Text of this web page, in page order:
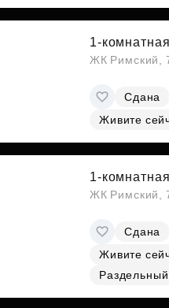
Субсидии
1-
ЖК Римский,
Сдана
Живите
1-
ЖК Римский,
Сдана
Живите